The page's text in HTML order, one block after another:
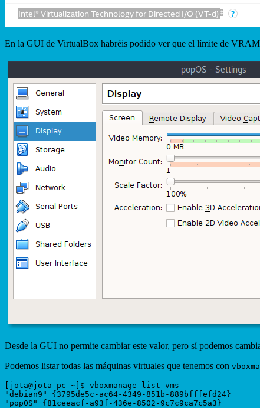
En la GUI de VirtualBox habréis podido ver que el límite de
Desde la GUI no permite cambiar este valor, pero sí podemos
Podemos listar todas las máquinas virtuales que tenemos con
[jota@jota-pc ~]$ vboxmanage list vms
"debian9" {3795de5c-ac64-4349-851b-889bfffefd24}
"popOS" {81ceeacf-a93f-436e-8502-9c7c9ca7c5a3}